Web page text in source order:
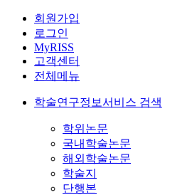
회원가입
로그인
MyRISS
고객센터
전체메뉴
학술연구정보서비스 검색
학위논문
국내학술논문
해외학술논문
학술지
단행본